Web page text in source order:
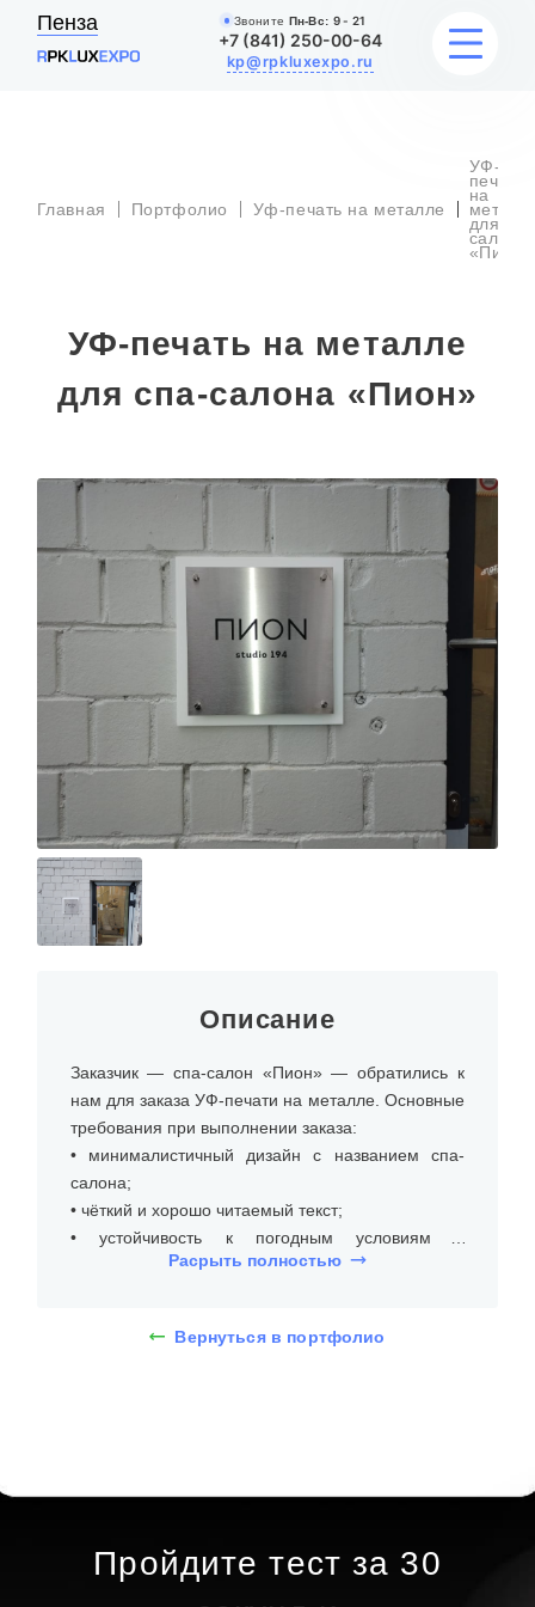
Пенза Звоните Пн-Вс: 9 - 21
+7 (841) 250-00-64
kp@rpkluxexpo.ru
БЛОГ
О КОМПАНИИ
Главная Портфолио Уф-печать на металле
УФ-
печать
на
для
салона
«Пион»
УФ-печать на металле
для спа-салона «Пион»
Описание
Заказчик — спа-салон «Пион» — обратились к
нам для заказа УФ-печати на металле. Основные
требования при выполнении заказа:
• минималистичный дизайн с названием спа-
салона;
• чёткий и хорошо читаемый текст;
• устойчивость к погодным условиям и
перепадам температуры.
установки, бюджет и требования к типу таблички
аккуратной рамкой. Такой дизайн подчёркивает
Расрыть полностью
Вернуться в портфолио
Пройдите тест за 30